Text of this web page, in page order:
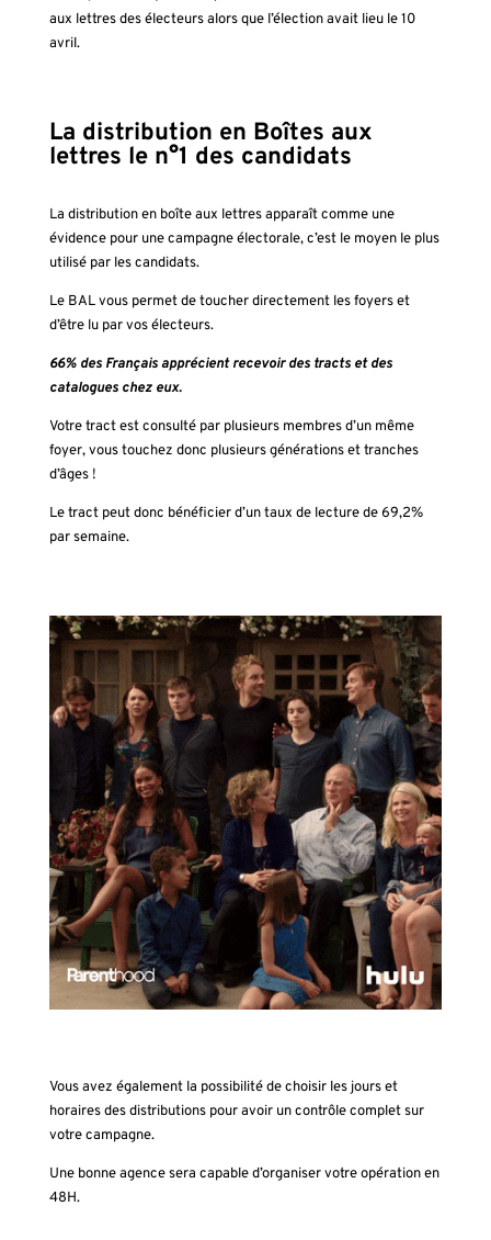
aux lettres des électeurs alors que l’élection avait lieu le 10
avril.
La distribution en Boîtes aux
lettres le n°1 des candidats
La distribution en boîte aux lettres apparaît comme une
évidence pour une campagne électorale, c’est le moyen le plus
utilisé par les candidats.
Le BAL vous permet de toucher directement les foyers et
d’être lu par vos électeurs.
66% des Français apprécient recevoir des tracts et des
catalogues chez eux.
Votre tract est consulté par plusieurs membres d’un même
foyer, vous touchez donc plusieurs générations et tranches
d’âges !
Le tract peut donc bénéficier d’un taux de lecture de 69,2%
par semaine.
Vous avez également la possibilité de choisir les jours et
horaires des distributions pour avoir un contrôle complet sur
votre campagne.
Une bonne agence sera capable d’organiser votre opération en
48H.